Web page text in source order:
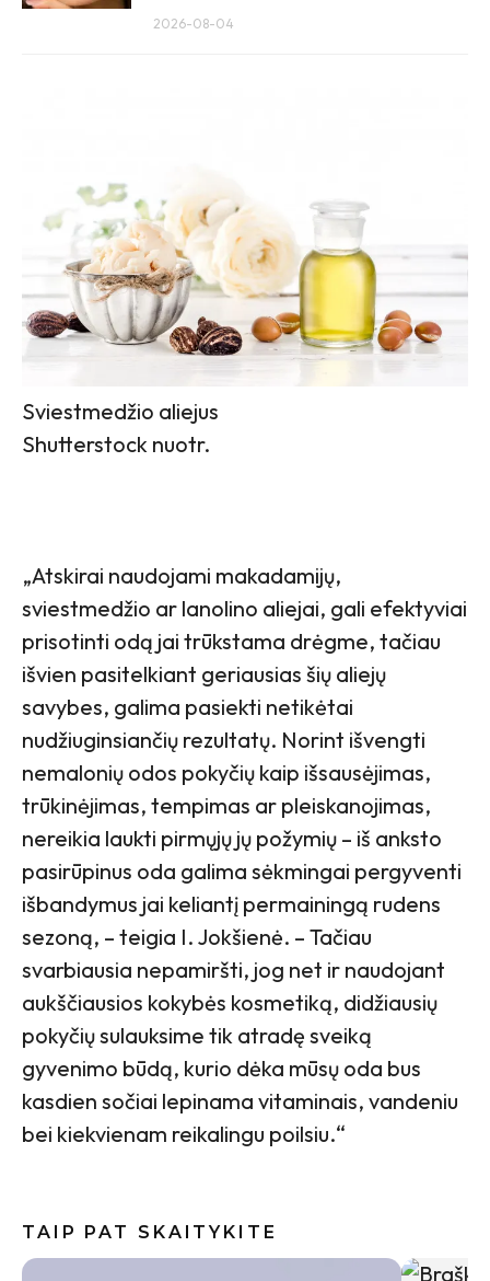
2026-08-04
Sviestmedžio aliejus
Shutterstock nuotr.
„Atskirai naudojami makadamijų,
sviestmedžio ar lanolino aliejai, gali efektyviai
prisotinti odą jai trūkstama drėgme, tačiau
išvien pasitelkiant geriausias šių aliejų
savybes, galima pasiekti netikėtai
nudžiuginsiančių rezultatų. Norint išvengti
nemalonių odos pokyčių kaip išsausėjimas,
trūkinėjimas, tempimas ar pleiskanojimas,
nereikia laukti pirmųjų jų požymių – iš anksto
pasirūpinus oda galima sėkmingai pergyventi
išbandymus jai keliantį permainingą rudens
sezoną, – teigia I. Jokšienė. – Tačiau
svarbiausia nepamiršti, jog net ir naudojant
aukščiausios kokybės kosmetiką, didžiausių
pokyčių sulauksime tik atradę sveiką
gyvenimo būdą, kurio dėka mūsų oda bus
kasdien sočiai lepinama vitaminais, vandeniu
bei kiekvienam reikalingu poilsiu.“
TAIP PAT SKAITYKITE